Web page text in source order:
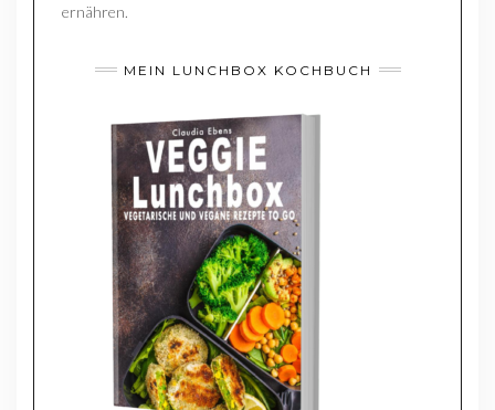
ernähren.
MEIN LUNCHBOX KOCHBUCH